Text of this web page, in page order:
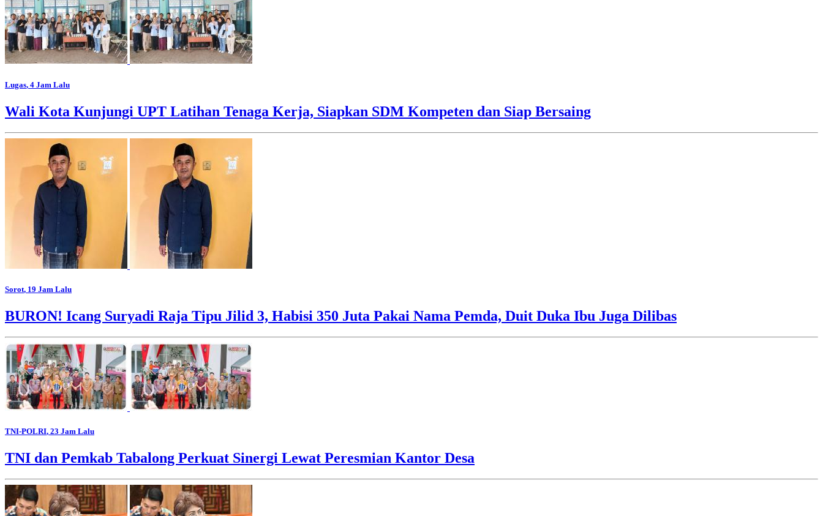
Lugas, 4 Jam Lalu
Wali Kota Kunjungi UPT Latihan Tenaga Kerja, Siapkan SDM Kompeten dan Siap Bersaing
Sorot, 19 Jam Lalu
BURON! Icang Suryadi Raja Tipu Jilid 3, Habisi 350 Juta Pakai Nama Pemda, Duit Duka Ibu Juga Dilibas
TNI-POLRI, 23 Jam Lalu
TNI dan Pemkab Tabalong Perkuat Sinergi Lewat Peresmian Kantor Desa